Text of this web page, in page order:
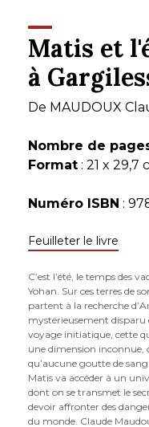
Matis et
à
De MAUDOUX
Nombre de
Format : 21 x 29,7
Numéro ISBN :
Feuilleter le livre
C’est l’été, le temps des
Yohan. Sur ces terres de
partent à la recherche
mystérieusement disparu
voyage initiatique, cette
une dimension inconnue,
qu’aucune goutte de sang
Matis va accéder à un
dont on se transmet le
devoir affronter des
du monde. Claude